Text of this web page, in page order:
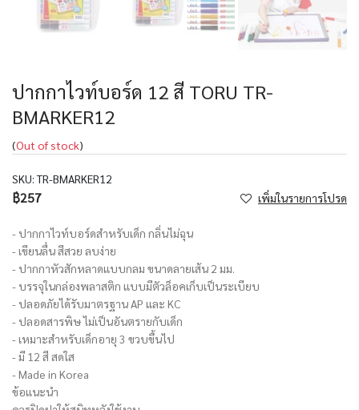
ปากกาไวท์บอร์ด 12 สี TORU TR-
BMARKER12
(Out of stock)
SKU: TR-BMARKER12
฿257 เพิ่มในรายการโปรด
- ปากกาไวท์บอร์ดสำหรับเด็ก กลิ่นไม่ฉุน
- เขียนลื่น สีสวย ลบง่าย
- ปากกาหัวสักหลาดแบบกลม ขนาดลายเส้น 2 มม.
- บรรจุในกล่องพลาสติก แบบมีตัวล็อคเก็บเป็นระเบียบ
- ปลอดภัยได้รับมาตรฐาน AP และ KC
- ปลอดสารพิษ ไม่เป็นอันตรายกับเด็ก
- เหมาะสำหรับเด็กอายุ 3 ขวบขึ้นไป
- มี 12 สี สดใส
- Made in Korea
ข้อแนะนำ